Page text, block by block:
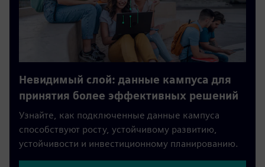
Невидимый слой: данные кампуса для
принятия более эффективных решений
Узнайте, как подключенные данные кампуса
способствуют росту, устойчивому развитию,
устойчивости и инвестиционному планированию.